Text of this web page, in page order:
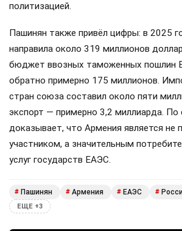
политизацией.
Пашинян также привёл цифры: в 2025
направила около 319 миллионов
бюджет ввозных таможенных пошлин
обратно примерно 175 миллионов.
стран союза составил около пяти
экспорт — примерно 3,2 миллиарда. По
доказывает, что Армения является не
участником, а значительным
услуг государств ЕАЭС.
# Пашинян # Армения # ЕАЭС #
ЕЩЕ +3